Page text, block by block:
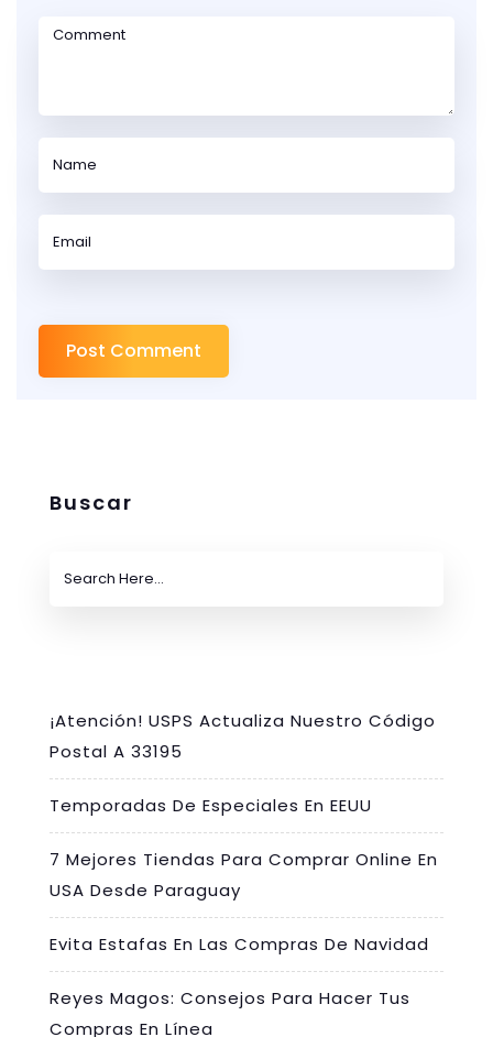
Buscar
¡Atención! USPS Actualiza Nuestro Código
Postal A 33195
Temporadas De Especiales En EEUU
7 Mejores Tiendas Para Comprar Online En
USA Desde Paraguay
Evita Estafas En Las Compras De Navidad
Reyes Magos: Consejos Para Hacer Tus
Compras En Línea